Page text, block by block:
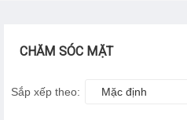
CHĂM SÓC MẶT
Sắp xếp theo: Mặc định